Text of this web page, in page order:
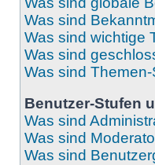
Was sind
Was sind wichtige
Was sind
Was sind
Benutzer-Stufen
Was sind
Was sind
Was sind